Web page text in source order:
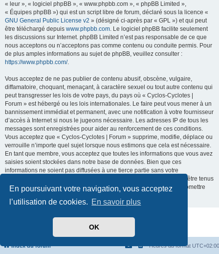
En poursuivant votre navigation, vous acceptez
l’utilisation de cookies. En savoir plus
OK
« leur », « logiciel phpBB », « www.phpbb.com », « phpBB Limited »,
« Équipes phpBB ») qui est un script libre de forum, déclaré sous la licence «
GNU General Public License v2 » (désigné ci-après par « GPL ») et qui peut
être téléchargé depuis www.phpbb.com. Le logiciel phpBB facilite seulement
les discussions sur Internet. phpBB Limited n’est pas responsable de ce que
nous acceptons ou n’acceptons pas comme contenu ou conduite permis. Pour
de plus amples informations au sujet de phpBB, veuillez consulter :
https://www.phpbb.com/.
Vous acceptez de ne pas publier de contenu abusif, obscène, vulgaire,
diffamatoire, choquant, menaçant, à caractère sexuel ou tout autre contenu qui
peut transgresser les lois de votre pays, du pays où « Cyclos-Cyclotes |
Forum » est hébergé ou les lois internationales. Le faire peut vous mener à un
bannissement immédiat et permanent, avec une notification à votre fournisseur
d’accès à Internet si nous le jugeons nécessaire. Les adresses IP de tous les
messages sont enregistrées pour aider au renforcement de ces conditions.
Vous acceptez que « Cyclos-Cyclotes | Forum » supprime, modifie, déplace ou
verrouille n’importe quel sujet lorsque nous estimons que cela est nécessaire.
En tant que membre, vous acceptez que toutes les informations que vous avez
saisies soient stockées dans notre base de données. Bien que ces
informations ne soient pas diffusées à une tierce partie sans votre
consentement, ni « Cyclos-Cyclotes | Forum », ni phpBB ne pourront être tenus
comme responsables en cas de tentative de piratage visant à compromettre
Index du forum Heures au format UTC+02:00
Développé parphpBB® Forum Software © phpBB Limited
Traduit par
Confidentialité|Conditions